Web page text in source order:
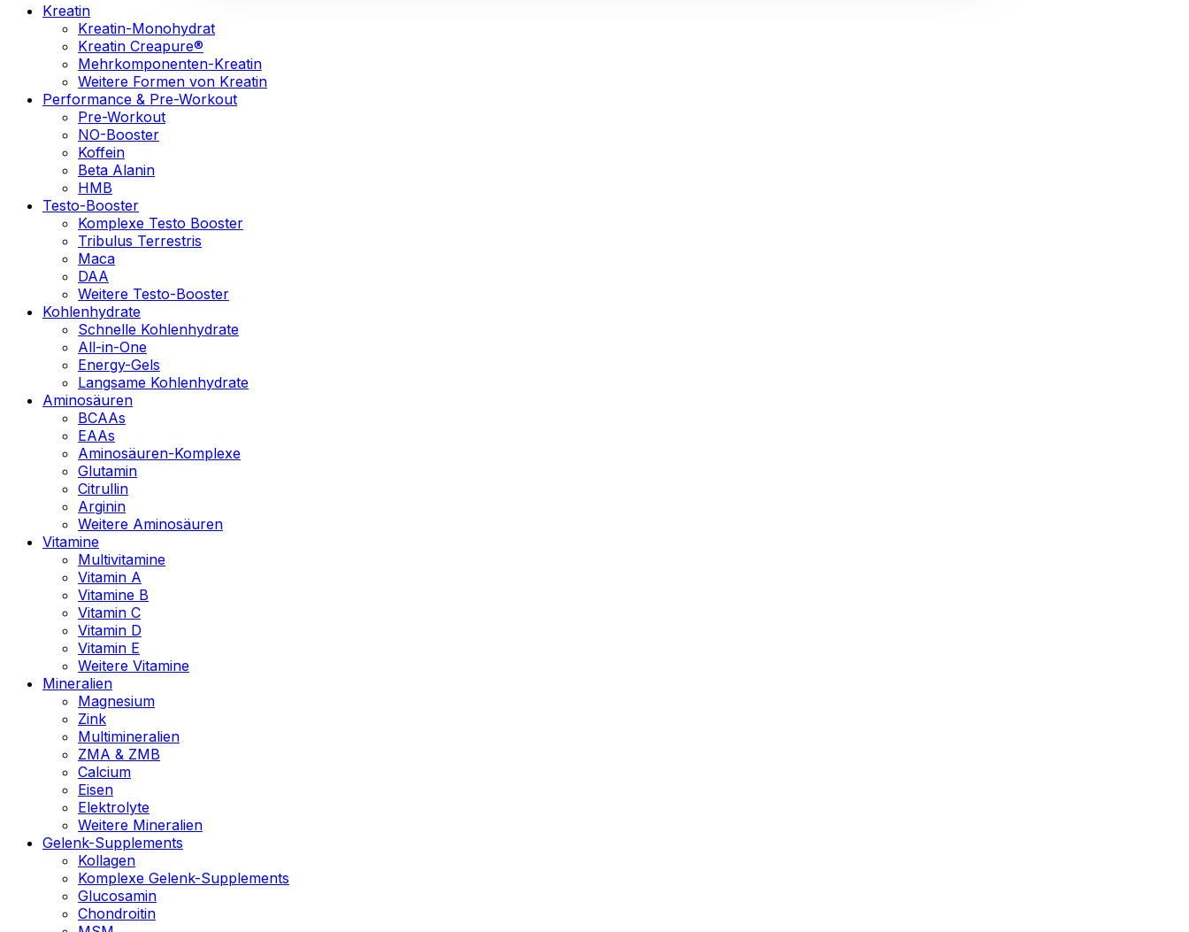
Kreatin
Kreatin-Monohydrat
Kreatin Creapure®
Mehrkomponenten-Kreatin
Weitere Formen von Kreatin
Performance & Pre-Workout
Pre-Workout
NO-Booster
Koffein
Beta Alanin
HMB
Testo-Booster
Komplexe Testo Booster
Tribulus Terrestris
Maca
DAA
Weitere Testo-Booster
Kohlenhydrate
Schnelle Kohlenhydrate
All-in-One
Energy-Gels
Langsame Kohlenhydrate
Aminosäuren
BCAAs
EAAs
Aminosäuren-Komplexe
Glutamin
Citrullin
Arginin
Weitere Aminosäuren
Vitamine
Multivitamine
Vitamin A
Vitamine B
Vitamin C
Vitamin D
Vitamin E
Weitere Vitamine
Mineralien
Magnesium
Zink
Multimineralien
ZMA & ZMB
Calcium
Eisen
Elektrolyte
Weitere Mineralien
Gelenk-Supplements
Kollagen
Komplexe Gelenk-Supplements
Glucosamin
Chondroitin